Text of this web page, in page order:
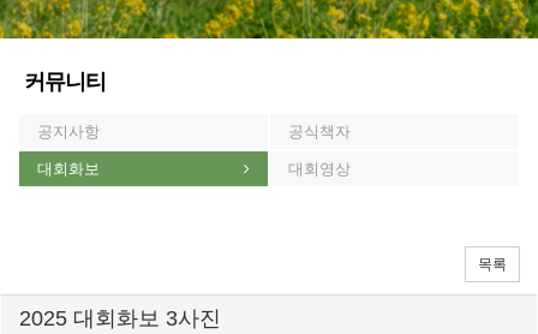
커뮤니티
공지사항 공식책자
대회화보 대회영상
목록
2025 대회화보 3사진